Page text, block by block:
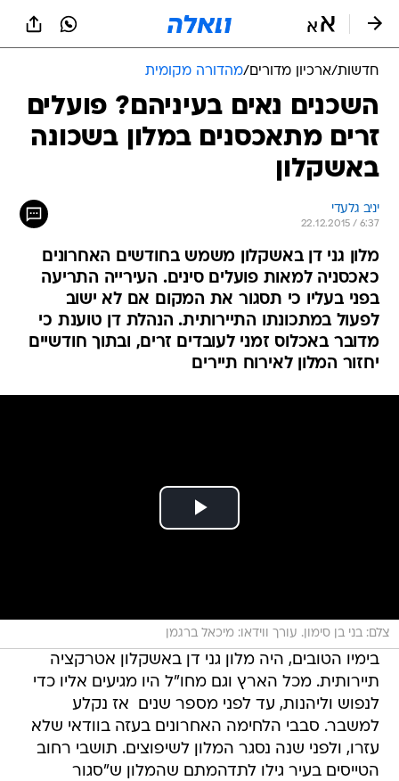
חדשות/ארכיון מדורים/מהדורה מקומית
השכנים נאים בעיניהם? פועלים
זרים מתאכסנים במלון בשכונה
באשקלון
יניב גלעדי
22.12.2015 / 6:37
מלון גני דן באשקלון משמש בחודשים האחרונים
כאכסניה למאות פועלים סינים. העירייה התריעה
בפני בעליו כי תסגור את המקום אם לא ישוב
לפעול במתכונתו התיירותית. הנהלת דן טוענת כי
מדובר באכלוס זמני לעובדים זרים, ובתוך חודשיים
יחזור המלון לאירוח תיירים
צלם: בני בן סימון. עורך ווידאו: מיכאל ברגמן
בימיו הטובים, היה מלון גני דן באשקלון אטרקציה
תיירותית. מכל הארץ וגם מחו"ל היו מגיעים אליו כדי
לנפוש וליהנות, עד לפני מספר שנים  אז נקלע
למשבר. סבבי הלחימה האחרונים בעזה בוודאי שלא
עזרו, ולפני שנה נסגר המלון לשיפוצים. תושבי רחוב
הטייסים בעיר גילו לתדהמתם שהמלון ש"סגור